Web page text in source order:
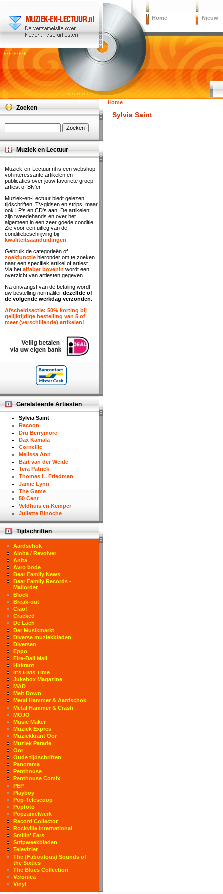
Home Nieuw
Home
Sylvia Saint
Zoeken
Muziek en Lectuur
Muziek-en-Lectuur.nl is een webshop
vol interessante artikelen en
publicaties over jouw favoriete groep,
artiest of BN'er.
Muziek-en-Lectuur biedt gelezen
tijdschriften, TV-gidsen en strips, maar
ook LP's en CD's aan. De artikelen
zijn tweedehands en over het
algemeen in een zeer goede conditie.
Zie voor een uitleg van de
conditiebeschrijving bij
kwaliteitsaanduidingen
Gebruik de categorieën of
zoekfunctie hieronder om te zoeken
naar een specifiek artikel of artiest.
Via het alfabet bovenin wordt een
overzicht van artiesten gegeven.
Na ontvangst van de betaling wordt
uw bestelling normaliter dezelfde of
de volgende werkdag verzonden
Afscheidsactie: 50% korting bij
gelijktijdige bestelling van 5 of
meer (verschillende) artikelen!
Gerelateerde Artiesten
Sylvia Saint
Racoon
Dru Berrymore
Dax Kamala
Corneille
Melissa Ann
Bart van der Weide
Tera Patrick
Thomas L. Friedman
Jamie Lynn
The Game
50 Cent
Veldhuis en Kemper
Juliette Binoche
Tijdschriften
Aardschok
Aloha / Revolver
Anita
Avro bode
Bear Family News
Bear Family Records -
Mailorder
Block
Break-out
Ciao!
Cracked
De Lach
Der Musikmarkt
Diverse muziekbladen
Diversen
Eppo
Fire-Ball Mail
Hitkrant
It's Elvis Time
Jukebox Magazine
MAD
Melt Down
Metal Hammer & Aardschok
Metal Hammer & Crash
MOJO
Music Maker
Muziek Expres
Muziekkrant Oor
Muziek Parade
Oor
Oude tijdschriften
Panorama
Penthouse
Penthouse Comix
PEP
Playboy
Pop-Telescoop
Popfoto
Popzamelwerk
Record Collector
Rockville International
Smilin' Ears
Stripweekbladen
Televizier
The (Faboulous) Sounds of
the Sixties
The Blues Collection
Veronica
Vinyl